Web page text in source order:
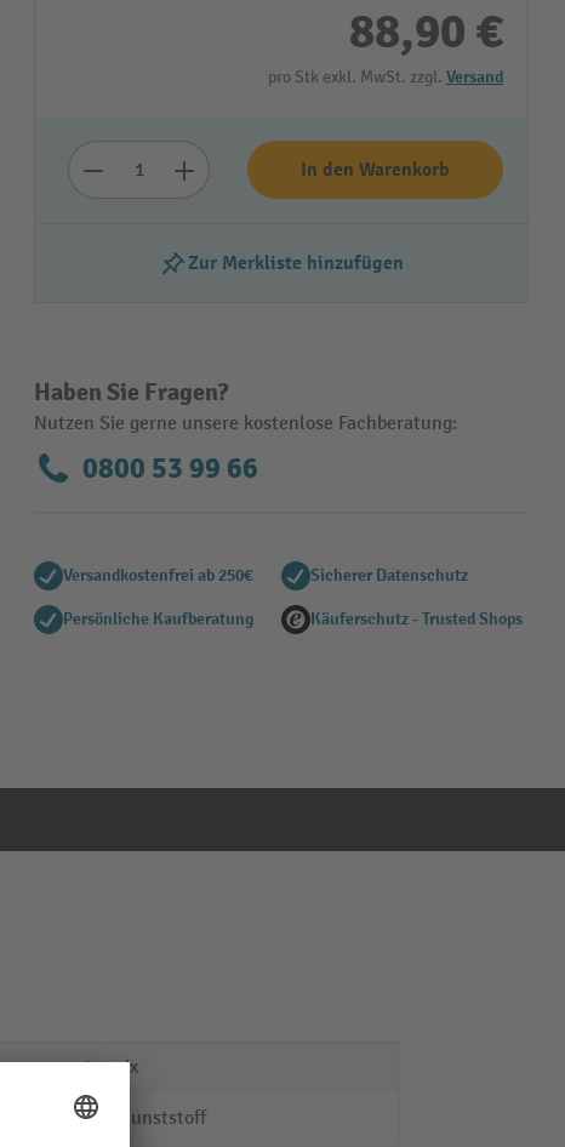
88,90 €
pro Stk exkl. MwSt. zzgl. Versand
In den Warenkorb
Zur Merkliste hinzufügen
Haben Sie Fragen?
Nutzen Sie gerne unsere kostenlose Fachberatung:
0800 53 99 66
Versandkostenfrei ab 250€ Sicherer Datenschutz
Persönliche Kaufberatung Käuferschutz - Trusted Shops
starmix
ABS-Kunststoff